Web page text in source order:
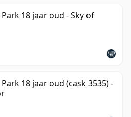
18 jaar oud - Sky of
18 jaar oud (cask 3535) -